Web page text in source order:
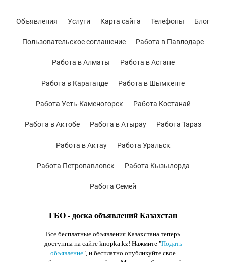
ГБО - доска объявлений Казахстан
Все бесплатные объявления Казахстана теперь
доступны на сайте knopka.kz! Нажмите "Подать
объявление", и бесплатно опубликуйте свое
Объявления Услуги Карта сайта Телефоны Блог
Пользовательское соглашение Работа в Павлодаре
Работа в Алматы Работа в Астане
Работа в Караганде Работа в Шымкенте
Работа Усть-Каменогорск Работа Костанай
Работа в Актобе Работа в Атырау Работа Тараз
Работа в Актау Работа Уральск
Работа Петропавловск Работа Кызылорда
Работа Семей